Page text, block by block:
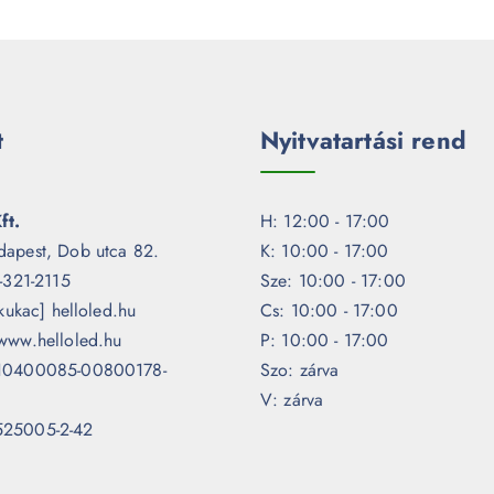
Dob utca 82.
2115
helloled.hu
00800178-
2-42
Nyitvatartási rend
H: 12:00 - 17:00
K: 10:00 - 17:00
Sze: 10:00 - 17:00
Cs: 10:00 - 17:00
P: 10:00 - 17:00
Szo: zárva
V: zárva